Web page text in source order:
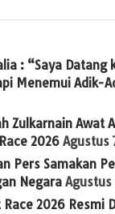
: “Saya Datang
Menemui Adik-
Zulkarnain Awat
2026 Agustus
Pers Samakan
Negara Agustus
Race 2026 Resmi